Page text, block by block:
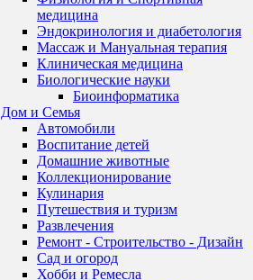
медицина
Эндокринология и диабетология
Массаж и Мануальная терапия
Клиническая медицина
Биологические науки
Биоинформатика
Дом и Семья
Автомобили
Воспитание детей
Домашние животные
Коллекционирование
Кулинария
Путешествия и туризм
Развлечения
Ремонт - Строительство - Дизайн
Сад и огород
Хобби и Ремесла